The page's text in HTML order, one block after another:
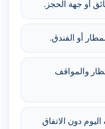
أو جهة الحجز.
أو الفندق.
والمواقف
دون الاتفاق